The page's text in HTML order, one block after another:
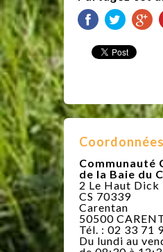
Coordonnées
Communauté
de la Baie du
2 Le Haut Dick
CS 70339
Carentan
50500
Tél. : 02 33 71
Du lundi au